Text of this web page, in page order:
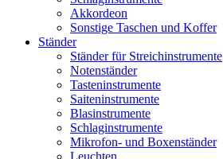
Akkordeon
Sonstige Taschen und Koffer
Ständer
Ständer für Streichinstrumente
Notenständer
Tasteninstrumente
Saiteninstrumente
Blasinstrumente
Schlaginstrumente
Mikrofon- und Boxenständer